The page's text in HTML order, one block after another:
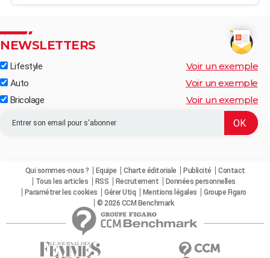
NEWSLETTERS
Lifestyle Voir un exemple
Auto Voir un exemple
Bricolage Voir un exemple
Qui sommes-nous ? Equipe Charte éditoriale Publicité
Contact
Tous les articles
RSS Recrutement
Données personnelles
Paramétrer les cookies
Gérer Utiq Mentions légales
Groupe Figaro
© 2026 CCM Benchmark